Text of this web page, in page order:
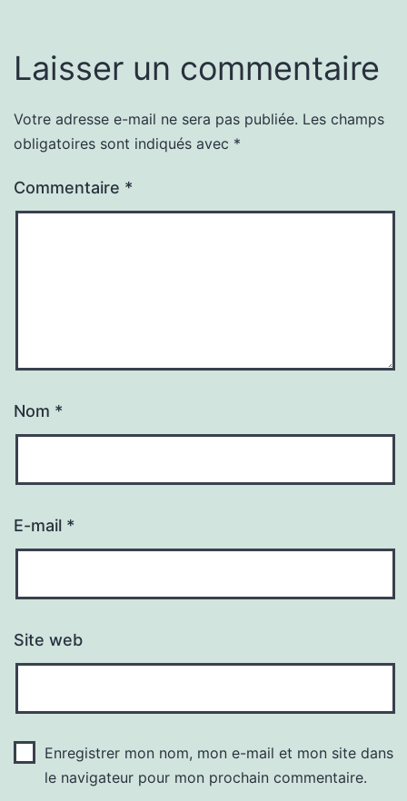
Laisser un commentaire
Votre adresse e-mail ne sera pas publiée. Les champs
obligatoires sont indiqués avec *
Commentaire *
Nom *
E-mail *
Site web
Enregistrer mon nom, mon e-mail et mon site dans
le navigateur pour mon prochain commentaire.